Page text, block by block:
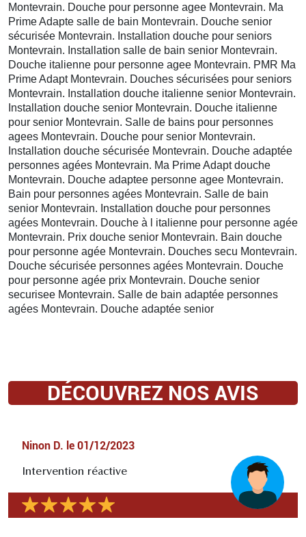
Montevrain. Douche pour personne agee Montevrain. Ma
Prime Adapte salle de bain Montevrain. Douche senior
sécurisée Montevrain. Installation douche pour seniors
Montevrain. Installation salle de bain senior Montevrain.
Douche italienne pour personne agee Montevrain. PMR Ma
Prime Adapt Montevrain. Douches sécurisées pour seniors
Montevrain. Installation douche italienne senior Montevrain.
Installation douche senior Montevrain. Douche italienne
pour senior Montevrain. Salle de bains pour personnes
agees Montevrain. Douche pour senior Montevrain.
Installation douche sécurisée Montevrain. Douche adaptée
personnes agées Montevrain. Ma Prime Adapt douche
Montevrain. Douche adaptee personne agee Montevrain.
Bain pour personnes agées Montevrain. Salle de bain
senior Montevrain. Installation douche pour personnes
agées Montevrain. Douche à l italienne pour personne agée
Montevrain. Prix douche senior Montevrain. Bain douche
pour personne agée Montevrain. Douches secu Montevrain.
Douche sécurisée personnes agées Montevrain. Douche
pour personne agée prix Montevrain. Douche senior
securisee Montevrain. Salle de bain adaptée personnes
agées Montevrain. Douche adaptée senior
DÉCOUVREZ NOS AVIS
Ninon D. le 01/12/2023
Intervention réactive